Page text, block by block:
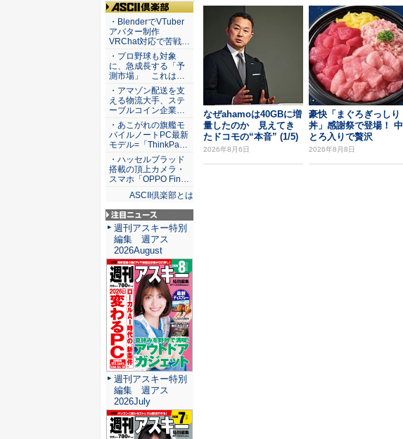
なぜahamoは40GBに増
量したのか 見えてき
たドコモの“本音” (1/5)
2026年8月6日
豪快「まぐろぎっしり
丼」感謝祭で登場！ 中
とろ入りで贅沢
2026年8月8日
ASCII倶楽部
・BlenderでVTuber
アバター制作
VRChat対応で苦戦…
・プロ野球も対象
に、急成長する「予
測市場」 これは…
・アマゾン配送を支
える物流大手、ステ
ーブルコイン企業…
・あこがれの旗艦モ
バイルノートPC最新
モデル=「ThinkPa…
・ハッセルブラッド
搭載の頂上カメラ・
スマホ「OPPO Fin…
ASCII倶楽部とは
注目ニュース
週刊アスキー特別
編集 週アス
2026August
週刊アスキー特別
編集 週アス
2026July